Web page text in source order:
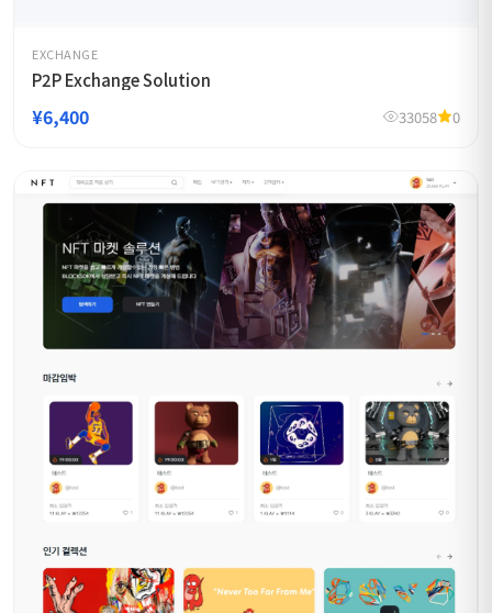
EXCHANGE
P2P Exchange Solution
¥6,400 33058 0